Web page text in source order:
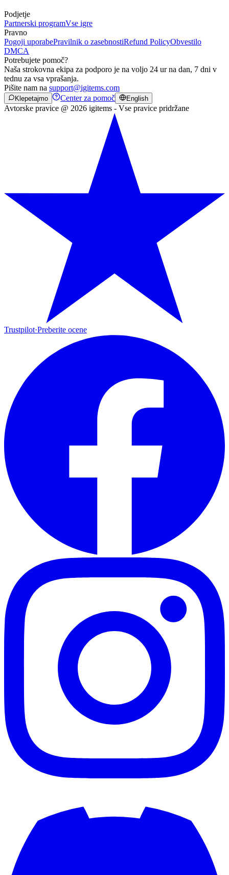
Podjetje
Partnerski programVse igre
Pravno
Pogoji uporabePravilnik o zasebnostiRefund PolicyObvestilo
DMCA
Potrebujete pomoč?
Naša strokovna ekipa za podporo je na voljo 24 ur na dan, 7 dni v
tednu za vsa vprašanja.
Pišite nam na support@igitems.com
Klepetajmo Center za pomoč English
Avtorske pravice @ 2026 igitems - Vse pravice pridržane
Trustpilot·Preberite ocene